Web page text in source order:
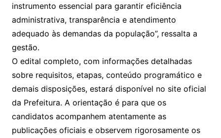
instrumento essencial para garantir eficiência
administrativa, transparência e atendimento
adequado às demandas da população”, ressalta a
gestão.
O edital completo, com informações detalhadas
sobre requisitos, etapas, conteúdo programático e
demais disposições, estará disponível no site oficial
da Prefeitura. A orientação é para que os
candidatos acompanhem atentamente as
publicações oficiais e observem rigorosamente os